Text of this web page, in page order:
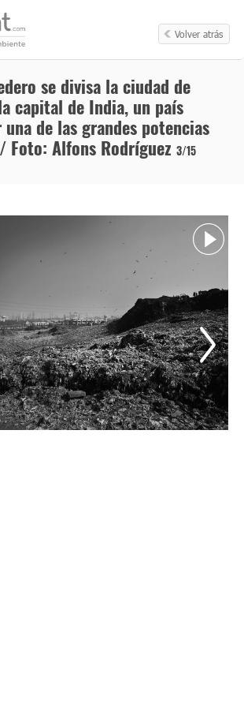
Volver atrás
se divisa la ciudad de
capital de India, un país
de las grandes potencias
Foto: Alfons Rodríguez 3/15